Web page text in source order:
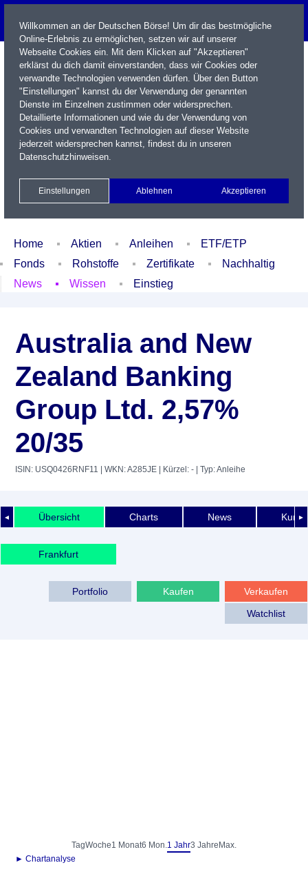
Name / WKN / ISIN / Kürzel
Xetra Realtime
Watchlist Portfolio Login
Home Aktien Anleihen
ETF/ETP
Fonds
Rohstoffe Zertifikate
Nachhaltig
News
Wissen Einstieg
Australia and New
Zealand Banking
Group Ltd. 2,57%
20/35
ISIN: USQ0426RNF11 | WKN: A285JE | Kürzel: - | Typ: Anleihe
◄ ►
Übersicht Charts News
Frankfurt
Verkaufen
Kaufen
Portfolio
Watchlist
TagWoche1 Monat6 Mon.1 Jahr3 Jahre Max.
► Chartanalyse
Willkommen an der Deutschen Börse! Um dir das bestmögliche
Online-Erlebnis zu ermöglichen, setzen wir auf unserer
Webseite Cookies ein. Mit dem Klicken auf "Akzeptieren"
erklärst du dich damit einverstanden, dass wir Cookies oder
verwandte Technologien verwenden dürfen. Über den Button
"Einstellungen" kannst du der Verwendung der genannten
Dienste im Einzelnen zustimmen oder widersprechen.
Detaillierte Informationen und wie du der Verwendung von
Cookies und verwandten Technologien auf dieser Website
jederzeit widersprechen kannst, findest du in unseren
Datenschutzhinweisen.
Einstellungen Ablehnen Akzeptieren